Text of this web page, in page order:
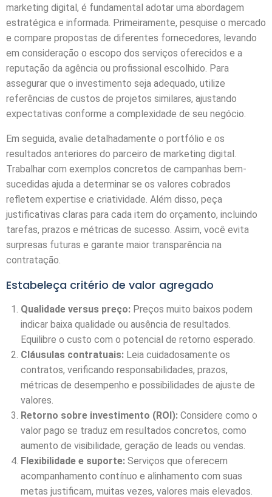
marketing digital, é fundamental adotar uma abordagem
estratégica e informada. Primeiramente, pesquise o mercado
e compare propostas de diferentes fornecedores, levando
em consideração o escopo dos serviços oferecidos e a
reputação da agência ou profissional escolhido. Para
assegurar que o investimento seja adequado, utilize
referências de custos de projetos similares, ajustando
expectativas conforme a complexidade de seu negócio.
Em seguida, avalie detalhadamente o portfólio e os
resultados anteriores do parceiro de marketing digital.
Trabalhar com exemplos concretos de campanhas bem-
sucedidas ajuda a determinar se os valores cobrados
refletem expertise e criatividade. Além disso, peça
justificativas claras para cada item do orçamento, incluindo
tarefas, prazos e métricas de sucesso. Assim, você evita
surpresas futuras e garante maior transparência na
contratação.
Estabeleça critério de valor agregado
Qualidade versus preço: Preços muito baixos podem
indicar baixa qualidade ou ausência de resultados.
Equilibre o custo com o potencial de retorno esperado.
Cláusulas contratuais: Leia cuidadosamente os
contratos, verificando responsabilidades, prazos,
métricas de desempenho e possibilidades de ajuste de
valores.
Retorno sobre investimento (ROI): Considere como o
valor pago se traduz em resultados concretos, como
aumento de visibilidade, geração de leads ou vendas.
Flexibilidade e suporte: Serviços que oferecem
acompanhamento contínuo e alinhamento com suas
metas justificam, muitas vezes, valores mais elevados.